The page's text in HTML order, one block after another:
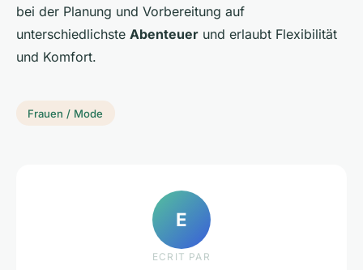
bei der Planung und Vorbereitung auf
unterschiedlichste Abenteuer und erlaubt Flexibilität
und Komfort.
Frauen / Mode
E
ECRIT PAR